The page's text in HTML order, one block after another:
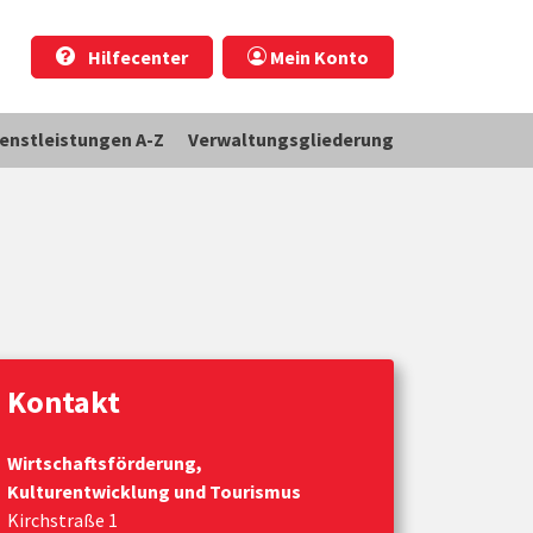
Hilfecenter Mein Konto
A-Z Verwaltungsgliederung
Kontakt
Wirtschaftsförderung,
Kulturentwicklung und Tourismus
Kirchstraße 1